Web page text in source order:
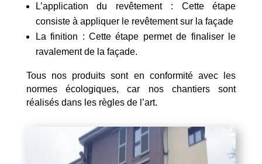
L’application du revêtement : Cette étape
consiste à appliquer le revêtement sur la façade
La finition : Cette étape permet de finaliser le
ravalement de la façade.
Tous nos produits sont en conformité avec les
normes écologiques, car nos chantiers sont
réalisés dans les règles de l’art.